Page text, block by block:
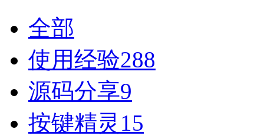
全部
使用经验288
源码分享9
按键精灵 15